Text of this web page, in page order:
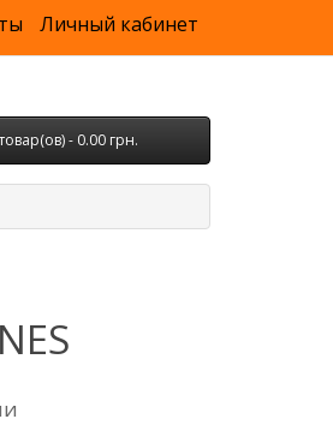
Личный кабинет
- 0.00 грн.